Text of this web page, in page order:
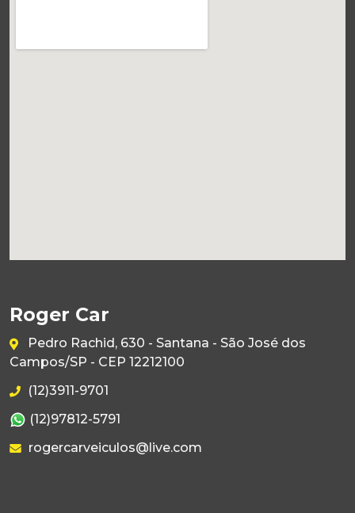
Roger Car
Pedro Rachid, 630 - Santana - São José dos
Campos/SP - CEP 12212100
(12)3911-9701
(12)97812-5791
rogercarveiculos@live.com